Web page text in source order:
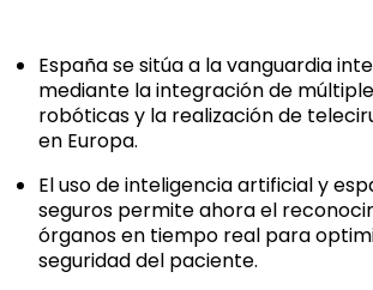
España se sitúa a la vanguardia
mediante la integración de
robóticas y la realización de
en Europa.
El uso de inteligencia artificial y
seguros permite ahora el
órganos en tiempo real para
seguridad del paciente.